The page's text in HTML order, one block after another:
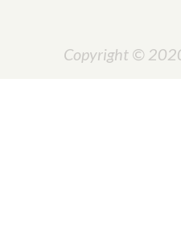
Copyright ©